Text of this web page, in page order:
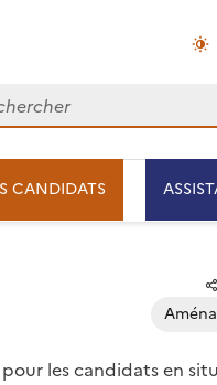
CANDIDATS
les candidats en